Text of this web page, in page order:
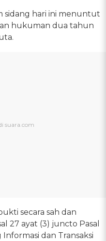
sidang hari ini menuntut
hukuman dua tahun
secara sah dan
27 ayat (3) juncto Pasal
dan Transaksi